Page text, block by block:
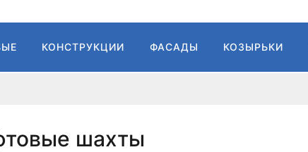
КОНСТРУКЦИИ ФАСАДЫ КОЗЫРЬКИ
шахты